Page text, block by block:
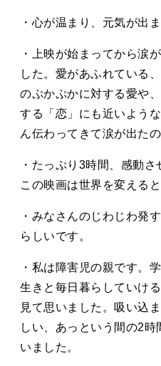
・心が温まり、元気が出ま
・上映が始まってから涙
した。愛があふれている
のぷかぷかに対する愛や
する「恋」にも近いよう
ん伝わってきて涙が出た
・たっぷり3時間、感動さ
この映画は世界を変えると
・みなさんのじわじわ発
らしいです。
・私は障害児の親です。
生きと毎日暮らしていけ
見て思いました。吸い込
しい、あっという間の2
いました。